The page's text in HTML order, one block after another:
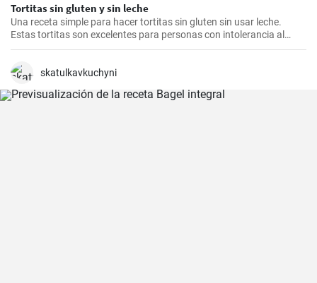
Tortitas sin gluten y sin leche
Una receta simple para hacer tortitas sin gluten sin usar leche.
Estas tortitas son excelentes para personas con intolerancia al
gluten o la lactosa.
skatulkavkuchyni